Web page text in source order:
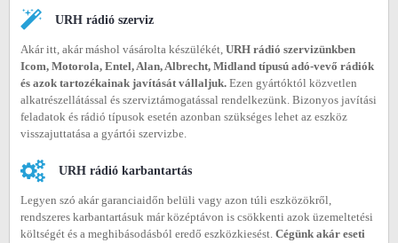
URH rádió szerviz
Akár itt, akár máshol vásárolta készülékét, URH rádió szervizünkben
Icom, Motorola, Entel, Alan, Albrecht, Midland típusú adó-vevő rádiók
és azok tartozékainak javítását vállaljuk. Ezen gyártóktól közvetlen
alkatrészellátással és szerviztámogatással rendelkezünk. Bizonyos javítási
feladatok és rádió típusok esetén azonban szükséges lehet az eszköz
visszajuttatása a gyártói szervizbe.
URH rádió karbantartás
Legyen szó akár garanciaidőn belüli vagy azon túli eszközökről,
rendszeres karbantartásuk már középtávon is csökkenti azok üzemeltetési
költségét és a meghibásodásból eredő eszközkiesést. Cégünk akár eseti